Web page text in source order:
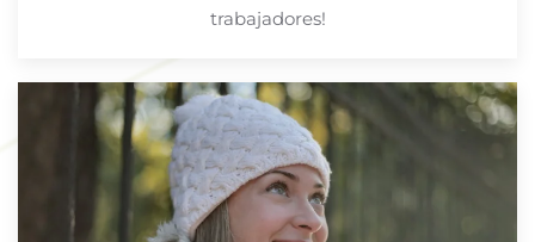
trabajadores!